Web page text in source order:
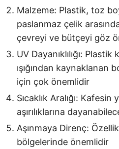
Malzeme: Plastik, toz
paslanmaz çelik
çevreyi ve bütçeyi göz
UV Dayanıklılığı:
ışığından kaynaklanan
için çok önemlidir
Sıcaklık Aralığı: Kafesin
aşırılıklarına
Aşınmaya Direnç:
bölgelerinde önemlidir